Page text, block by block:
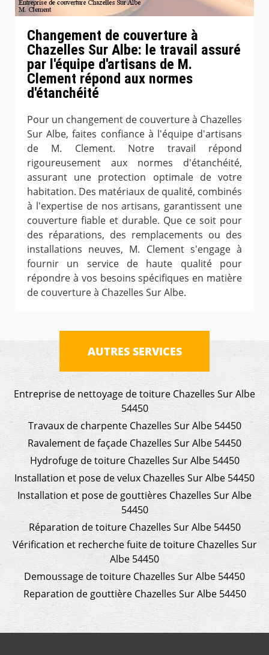
Changement de couverture à
Chazelles Sur Albe: le travail assuré
par l'équipe d'artisans de M.
Clement répond aux normes
d'étanchéité
Pour un changement de couverture à Chazelles
Sur Albe, faites confiance à l'équipe d'artisans
de M. Clement. Notre travail répond
rigoureusement aux normes d'étanchéité,
assurant une protection optimale de votre
habitation. Des matériaux de qualité, combinés
à l'expertise de nos artisans, garantissent une
couverture fiable et durable. Que ce soit pour
des réparations, des remplacements ou des
installations neuves, M. Clement s'engage à
fournir un service de haute qualité pour
répondre à vos besoins spécifiques en matière
de couverture à Chazelles Sur Albe.
AUTRES SERVICES
Entreprise de nettoyage de toiture Chazelles Sur Albe
54450
Travaux de charpente Chazelles Sur Albe 54450
Ravalement de façade Chazelles Sur Albe 54450
Hydrofuge de toiture Chazelles Sur Albe 54450
Installation et pose de velux Chazelles Sur Albe 54450
Installation et pose de gouttières Chazelles Sur Albe
54450
Réparation de toiture Chazelles Sur Albe 54450
Vérification et recherche fuite de toiture Chazelles Sur
Albe 54450
Demoussage de toiture Chazelles Sur Albe 54450
Reparation de gouttière Chazelles Sur Albe 54450